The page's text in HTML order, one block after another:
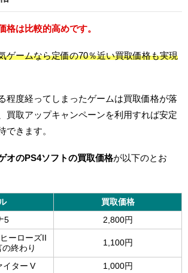
格は比較的高めです。
ゲームなら定価の70％近い買取価格も実現
程度経ってしまったゲームは買取価格が落
買取アップキャンペーンを利用すれば安定
できます。
オのPS4ソフトの買取価格が以下のとお
買取価格
5 2,800円
ーローズII
終わり
1,100円
イター V 1,000円